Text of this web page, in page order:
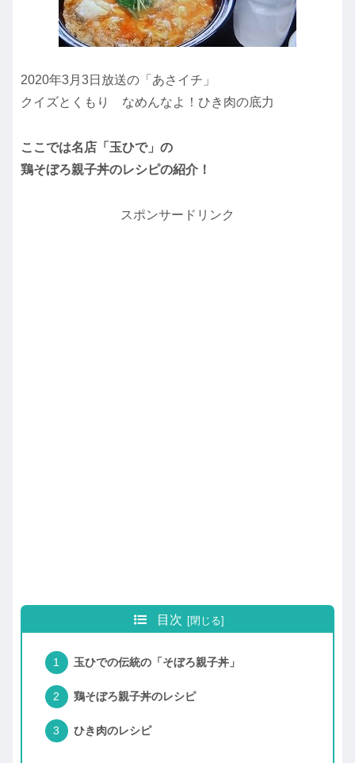
2020年3月3日放送の「あさイチ」
クイズとくもり なめんなよ！ひき肉の底力
ここでは名店「玉ひで」の
鶏そぼろ親子丼のレシピの紹介！
スポンサードリンク
目次
玉ひでの伝統の「そぼろ親子丼」
鶏そぼろ親子丼のレシピ
ひき肉のレシピ